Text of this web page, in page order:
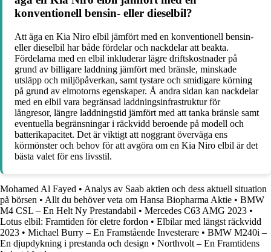
konventionell bensin- eller dieselbil?
Att äga en Kia Niro elbil jämfört med en konventionell bensin-
eller dieselbil har både fördelar och nackdelar att beakta.
Fördelarna med en elbil inkluderar lägre driftskostnader på
grund av billigare laddning jämfört med bränsle, minskade
utsläpp och miljöpåverkan, samt tystare och smidigare körning
på grund av elmotorns egenskaper. Å andra sidan kan nackdelar
med en elbil vara begränsad laddningsinfrastruktur för
långresor, längre laddningstid jämfört med att tanka bränsle samt
eventuella begränsningar i räckvidd beroende på modell och
batterikapacitet. Det är viktigt att noggrant överväga ens
körmönster och behov för att avgöra om en Kia Niro elbil är det
bästa valet för ens livsstil.
Mohamed Al Fayed • Analys av Saab aktien och dess aktuell situation
på börsen • Allt du behöver veta om Hansa Biopharma Aktie • BMW
M4 CSL – En Helt Ny Prestandabil • Mercedes C63 AMG 2023 •
Lotus elbil: Framtiden för eletre fordon • Elbilar med längst räckvidd
2023 • Michael Burry – En Framstående Investerare • BMW M240i –
En djupdykning i prestanda och design • Northvolt – En Framtidens